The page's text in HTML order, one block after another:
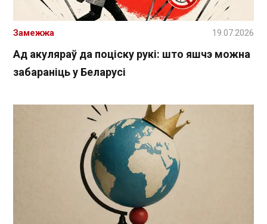
Ад акуляраў да поціску рукі: што яшчэ можна
забараніць у Беларусі
Замежжа 19.07.2026